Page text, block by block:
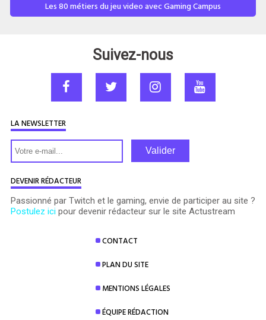
Les 80 métiers du jeu video avec Gaming Campus
CONTACT
PLAN DU SITE
MENTIONS LÉGALES
ÉQUIPE RÉDACTION
Suivez-nous
LA NEWSLETTER
Valider
DEVENIR RÉDACTEUR
Passionné par Twitch et le gaming, envie de participer au site ?
Postulez ici pour devenir rédacteur sur le site Actustream